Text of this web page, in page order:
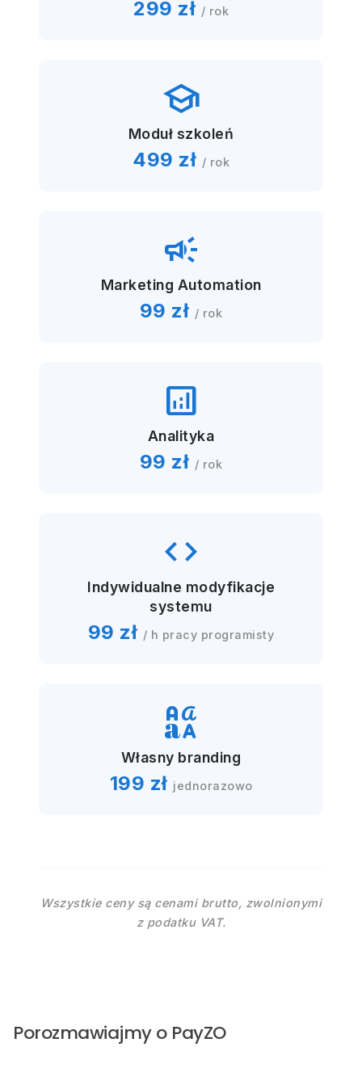
299 zł / rok
school
Moduł szkoleń
499 zł / rok
campaign
Marketing Automation
99 zł / rok
analytics
Analityka
99 zł / rok
code
Indywidualne modyfikacje
systemu
99 zł / h pracy programisty
brand_family
Własny branding
199 zł jednorazowo
Wszystkie ceny są cenami brutto, zwolnionymi
z podatku VAT.
Porozmawiajmy o PayZO